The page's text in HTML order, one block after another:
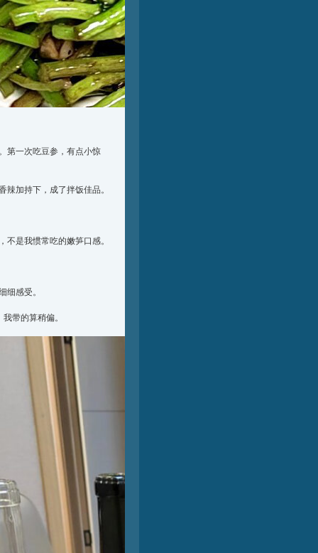
第一次吃豆参，有点小惊
加持下，成了拌饭佳品。
是我惯常吃的嫩笋口感。
感受。
带的算稍偏。